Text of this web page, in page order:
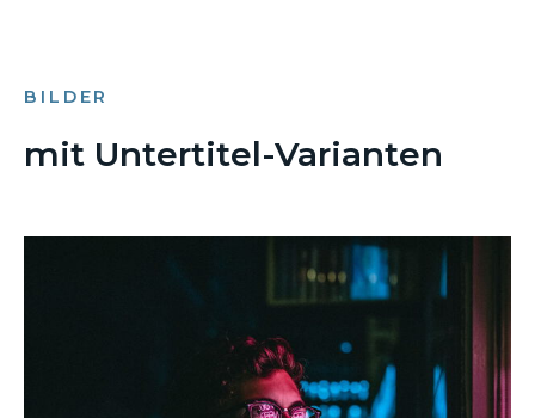
BILDER
mit Untertitel-Varianten